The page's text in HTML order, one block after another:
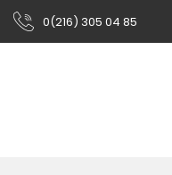
0(216) 305 04 85